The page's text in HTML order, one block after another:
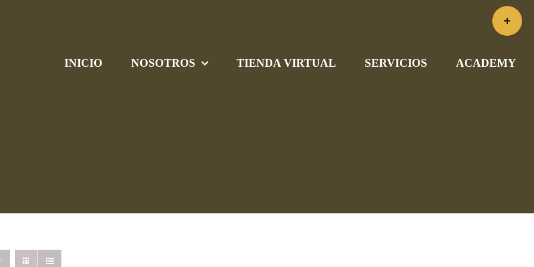
INICIO NOSOTROS TIENDA VIRTUAL SERVICIOS ACADEMY
Toggle
Sliding
Area